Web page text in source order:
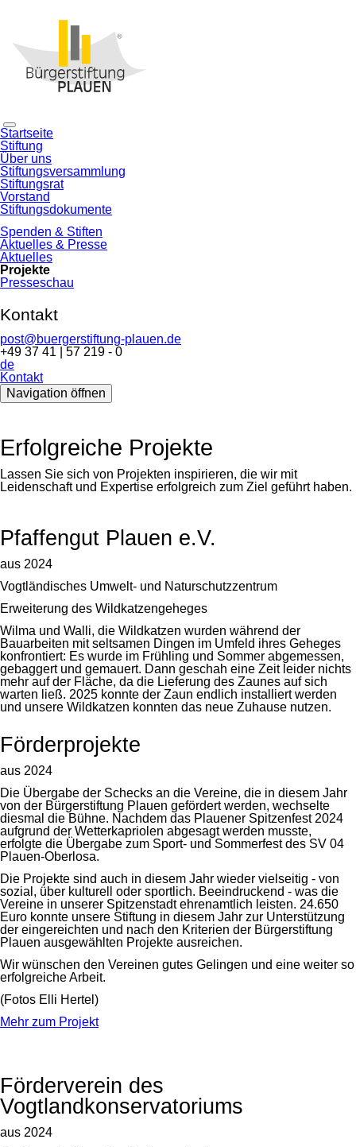
Navigation
überspringen
Startseite
Stiftung
Über uns
Stiftungsversammlung
Stiftungsrat
Vorstand
Stiftungsdokumente
Spenden & Stiften
Aktuelles & Presse
Aktuelles
Projekte
Presseschau
Kontakt
post@buergerstiftung-plauen.de
+49 37 41 | 57 219 - 0
de
Kontakt
Navigation öffnen
Erfolgreiche Projekte
Lassen Sie sich von Projekten inspirieren, die wir mit
Leidenschaft und Expertise erfolgreich zum Ziel geführt haben.
Pfaffengut Plauen e.V.
aus 2024
Vogtländisches Umwelt- und Naturschutzzentrum
Erweiterung des Wildkatzengeheges
Wilma und Walli, die Wildkatzen wurden während der
Bauarbeiten mit seltsamen Dingen im Umfeld ihres Geheges
konfrontiert: Es wurde im Frühling und Sommer abgemessen,
gebaggert und gemauert. Dann geschah eine Zeit leider nichts
mehr auf der Fläche, da die Lieferung des Zaunes auf sich
warten ließ. 2025 konnte der Zaun endlich installiert werden
und unsere Wildkatzen konnten das neue Zuhause nutzen.
Förderprojekte
aus 2024
Die Übergabe der Schecks an die Vereine, die in diesem Jahr
von der Bürgerstiftung Plauen gefördert werden, wechselte
diesmal die Bühne. Nachdem das Plauener Spitzenfest 2024
aufgrund der Wetterkapriolen abgesagt werden musste,
erfolgte die Übergabe zum Sport- und Sommerfest des SV 04
Plauen-Oberlosa.
Die Projekte sind auch in diesem Jahr wieder vielseitig - von
sozial, über kulturell oder sportlich. Beeindruckend - was die
Vereine in unserer Spitzenstadt ehrenamtlich leisten. 24.650
Euro konnte unsere Stiftung in diesem Jahr zur Unterstützung
der eingereichten und nach den Kriterien der Bürgerstiftung
Plauen ausgewählten Projekte ausreichen.
Wir wünschen den Vereinen gutes Gelingen und eine weiter so
erfolgreiche Arbeit.
(Fotos Elli Hertel)
Mehr zum Projekt
Förderverein des
Vogtlandkonservatoriums
aus 2024